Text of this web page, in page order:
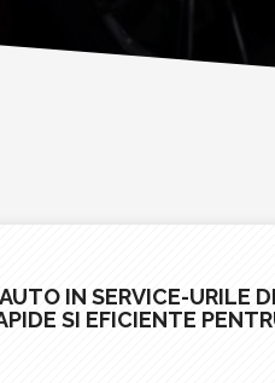
IN SERVICE-URILE
SI EFICIENTE